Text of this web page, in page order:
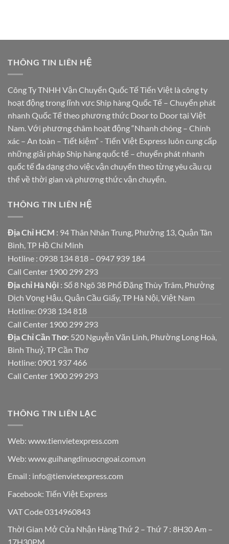
THÔNG TIN LIÊN HỆ
Công Ty TNHH Vận Chuyển Quốc Tế Tiến Việt là công ty
hoạt động trong lĩnh vực Ship hàng Quốc Tế – Chuyển phát
nhanh Quốc Tế theo phương thức Door to Door tại Việt
Nam. Với phương châm hoạt động “Nhanh chóng – Chính
xác – An toàn – Tiết kiệm” - Tiến Việt Express luôn cung cấp
những giải pháp Ship hàng quốc tế – chuyển phát nhanh
quốc tế đa dạng cho việc vận chuyển theo từng yêu cầu cụ
thể về thời gian và phương thức vận chuyển.
THÔNG TIN LIÊN HỆ
Địa Chỉ HCM : 94 Thân Nhân Trung, Phường 13, Quận Tân
Bình, TP Hồ Chí Minh
Hotline : 0938 134 818 – 0947 939 184
Call Center 1900 299 293
Địa chỉ Hà Nội : Số 8 Ngõ 38 Phố Đặng Thùy Trâm, Phường
Dịch Vọng Hậu, Quận Cầu Giấy, TP Hà Nội, Việt Nam
Hotline: 0938 134 818
Call Center 1900 299 293
Địa Chỉ Cần Thơ: 520 Nguyễn Văn Linh, Phường Long Hoà,
Bình Thuỷ, TP Cần Thơ
Hotline: 0901 937 466
Call Center 1900 299 293
THÔNG TIN LIÊN LẠC
Web: www.tienvietexpress.com
Web: www.guihangdinuocngoai.com.vn
Email : info@tienvietexpress.com
Facebook: Tiến Việt Express
VAT Code 0314960843
Thời Gian Mở Cửa Nhận Hàng Thứ 2 – Thứ 7 : 8H30 Am –
17H30PM